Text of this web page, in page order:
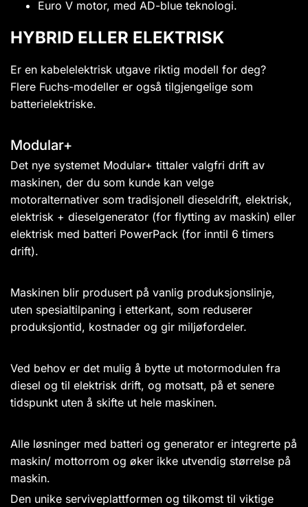
Euro V motor, med AD-blue teknologi.
HYBRID ELLER ELEKTRISK
Er en kabelelektrisk utgave riktig modell for deg?
Flere Fuchs-modeller er også tilgjengelige som
batterielektriske.
Modular+
Det nye systemet Modular+ tittaler valgfri drift av
maskinen, der du som kunde kan velge
motoralternativer som tradisjonell dieseldrift, elektrisk,
elektrisk + dieselgenerator (for flytting av maskin) eller
elektrisk med batteri PowerPack (for inntil 6 timers
drift).
Maskinen blir produsert på vanlig produksjonslinje,
uten spesialtilpaning i etterkant, som reduserer
produksjontid, kostnader og gir miljøfordeler.
Ved behov er det mulig å bytte ut motormodulen fra
diesel og til elektrisk drift, og motsatt, på et senere
tidspunkt uten å skifte ut hele maskinen.
Alle løsninger med batteri og generator er integrerte på
maskin/ mottorrom og øker ikke utvendig størrelse på
maskin.
Den unike serviveplattformen og tilkomst til viktige